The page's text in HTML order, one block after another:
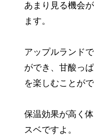
あまり見る機会
ます。
アップルランド
ができ、甘酸っ
を楽しむことがで
保温効果が高く
スベですよ。